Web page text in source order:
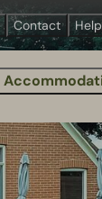
Contact Help